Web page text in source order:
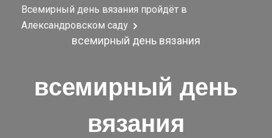
Всемирный день вязания пройдёт в
Александровском саду
всемирный день вязания
всемирный день
вязания